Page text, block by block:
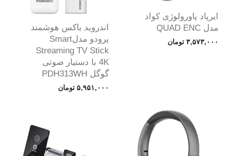
ایرپاد پاورولوژی کواد
مدل QUAD ENC
۳,۵۷۳,۰۰۰ تومان
اندروید باکس هوشمند
پرودو مدلSmart
Streaming TV Stick
4K با دستیار صوتی
گوگل PDH313WH
۵,۹۵۱,۰۰۰ تومان